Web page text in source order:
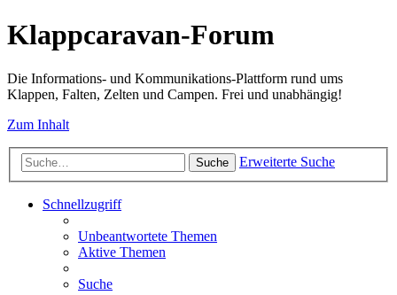
Klappcaravan-Forum
Die Informations- und Kommunikations-Plattform rund ums
Klappen, Falten, Zelten und Campen. Frei und unabhängig!
Zum Inhalt
Suche Erweiterte Suche
Schnellzugriff
Unbeantwortete Themen
Aktive Themen
Suche